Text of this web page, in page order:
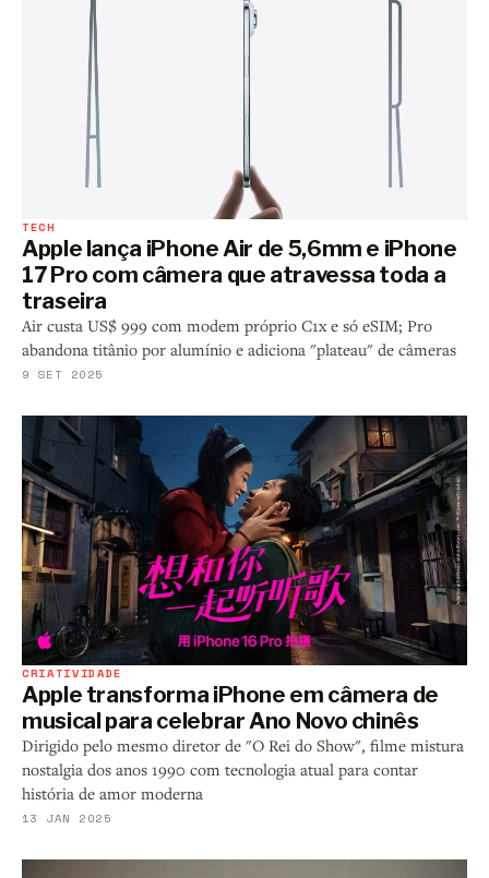
TECH
Apple lança iPhone Air de 5,6mm e iPhone
17 Pro com câmera que atravessa toda a
traseira
Air custa US$ 999 com modem próprio C1x e só eSIM; Pro
abandona titânio por alumínio e adiciona "plateau" de câmeras
9 SET 2025
CRIATIVIDADE
Apple transforma iPhone em câmera de
musical para celebrar Ano Novo chinês
Dirigido pelo mesmo diretor de "O Rei do Show", filme mistura
nostalgia dos anos 1990 com tecnologia atual para contar
história de amor moderna
13 JAN 2025